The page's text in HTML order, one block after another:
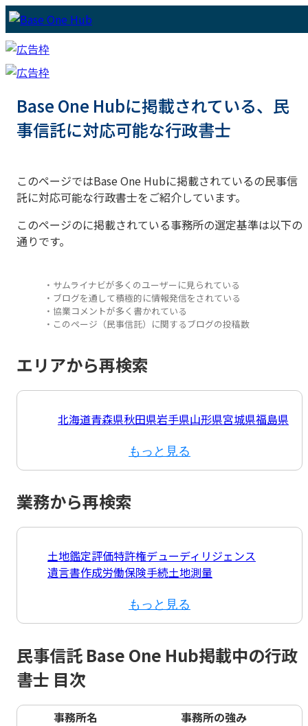
Base One Hubに掲載されている、民
事信託に対応可能な行政書士
このページではBase One Hubに掲載されているの民事信
託に対応可能な行政書士をご紹介しています。
このページのに掲載されている事務所の選定基準は以下の
通りです。
・サムライナビが多くのユーザーに見られている
・ブログを通して積極的に情報発信をされている
・協業コメントが多く書かれている
・このページ（民事信託）に関するブログの投稿数
エリアから再検索
北海道青森県秋田県岩手県山形県宮城県福島県
もっと見る
業務から再検索
土地鑑定評価特許権デューディリジェンス
遺言書作成労働保険手続土地測量
もっと見る
民事信託 Base One Hub掲載中の行政
書士 目次
事務所名
事務所の強み